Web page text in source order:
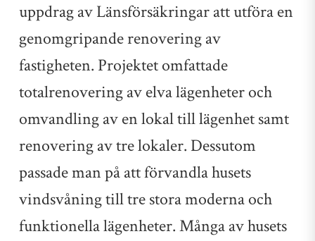
uppdrag av Länsförsäkringar att utföra en
genomgripande renovering av
fastigheten. Projektet omfattade
totalrenovering av elva lägenheter och
omvandling av en lokal till lägenhet samt
renovering av tre lokaler. Dessutom
passade man på att förvandla husets
vindsvåning till tre stora moderna och
funktionella lägenheter. Många av husets